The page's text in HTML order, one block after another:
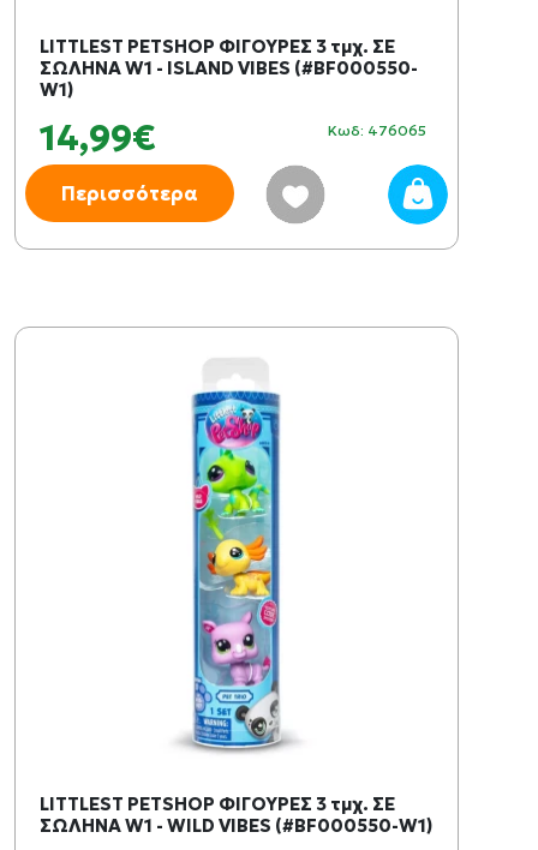
LITTLEST PETSHOP ΦΙΓΟΥΡΕΣ 3 τμχ. ΣΕ
ΣΩΛΗΝΑ W1 - ISLAND VIBES (#BF000550-
W1)
14,99€ Κωδ: 476065
Περισσότερα
LITTLEST PETSHOP ΦΙΓΟΥΡΕΣ 3 τμχ. ΣΕ
ΣΩΛΗΝΑ W1 - WILD VIBES (#BF000550-W1)